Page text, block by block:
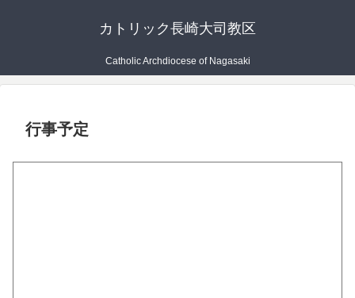
カトリック長崎大司教区
Catholic Archdiocese of Nagasaki
行事予定